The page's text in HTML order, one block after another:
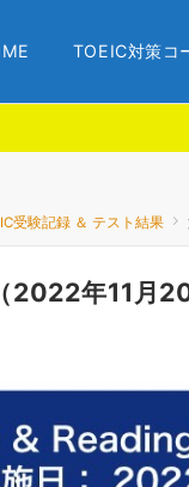
TOEIC対策コ
受験記録 ＆ テスト結果
年11月